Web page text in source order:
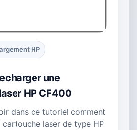
HP
une
HP CF400
dans ce tutoriel comment
cartouche laser de type HP